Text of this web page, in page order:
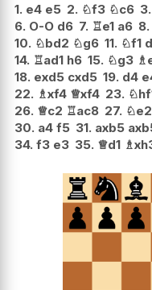
1. e4 e5 2. ♘f3 ♘c6 3.
6. O-O d6 7. ♖e1 a6 8.
10. ♘bd2 ♘g6 11. ♘f1
14. ♖ad1 h6 15. ♘g3 ♗
18. exd5 cxd5 19. d4
22. ♗xf4 ♕xf4 23. ♘
26. ♕c2 ♖ac8 27. ♘e2
30. a4 f5 31. axb5
34. f3 e3 35. ♕d1 ♗